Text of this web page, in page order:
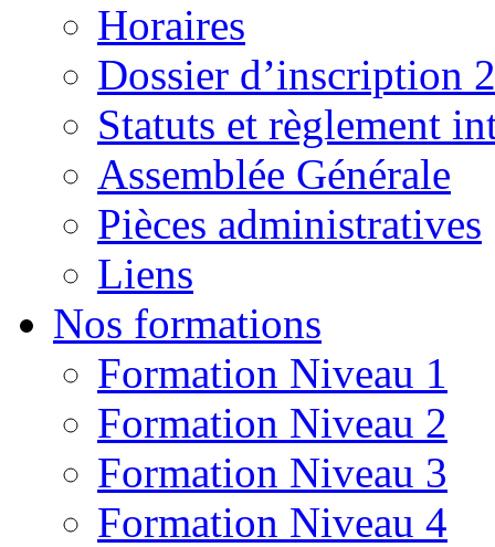
Horaires
Dossier d’inscription
Statuts et règlement
Assemblée Générale
Pièces administratives
Liens
Nos formations
Formation Niveau 1
Formation Niveau 2
Formation Niveau 3
Formation Niveau 4